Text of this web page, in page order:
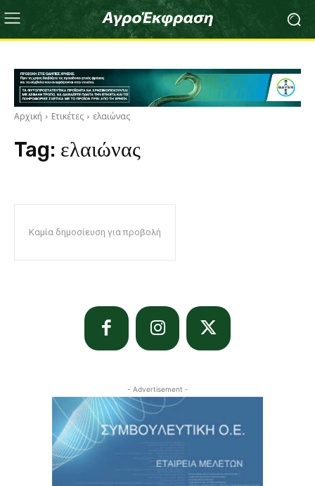
Αρχική Ετικέτες ελαιώνας
Tag: ελαιώνας
Καμία δημοσίευση για προβολή
- Advertisement -